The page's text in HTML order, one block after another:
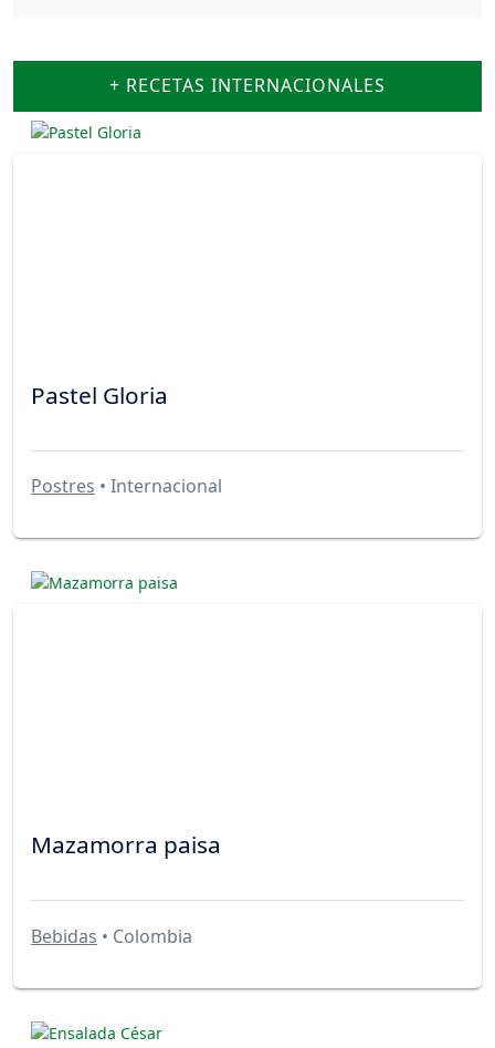
+ RECETAS INTERNACIONALES
Pastel Gloria
Postres • Internacional
Mazamorra paisa
Bebidas • Colombia